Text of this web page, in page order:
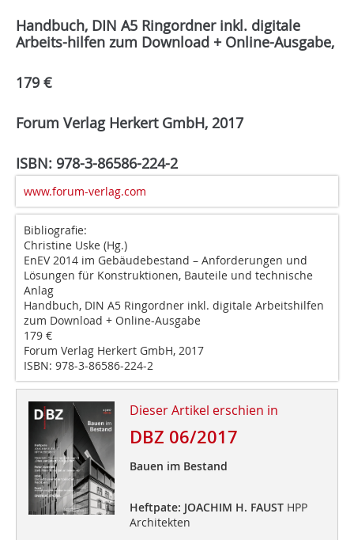
Handbuch, DIN A5 Ringordner inkl. digitale
Arbeits-hilfen zum Download + Online-Ausgabe,
179 €
Forum Verlag Herkert GmbH, 2017
ISBN: 978-3-86586-224-2
www.forum-verlag.com
Bibliografie:
Christine Uske (Hg.)
EnEV 2014 im Gebäudebestand – Anforderungen und
Lösungen für Konstruktionen, Bauteile und technische
Anlag
Handbuch, DIN A5 Ringordner inkl. digitale Arbeitshilfen
zum Download + Online-Ausgabe
179 €
Forum Verlag Herkert GmbH, 2017
ISBN: 978-3-86586-224-2
Dieser Artikel erschien in
DBZ 06/2017
Bauen im Bestand
Heftpate: JOACHIM H. FAUST HPP
Architekten